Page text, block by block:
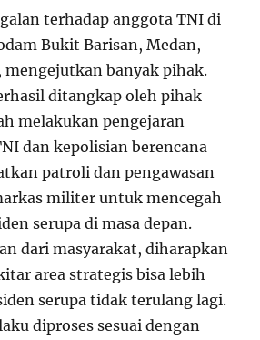
terhadap anggota TNI di
Bukit Barisan, Medan,
mengejutkan banyak pihak.
ditangkap oleh pihak
melakukan pengejaran
dan kepolisian berencana
patroli dan pengawasan
militer untuk mencegah
serupa di masa depan.
dari masyarakat, diharapkan
area strategis bisa lebih
serupa tidak terulang lagi.
diproses sesuai dengan